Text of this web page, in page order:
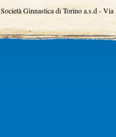
Società Ginnastica di Torino a.s.d -